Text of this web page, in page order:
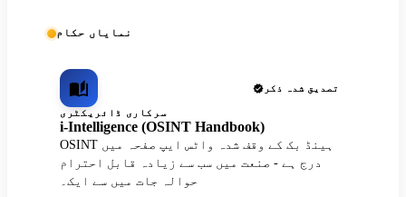
نمایاں حکام
تصدیق شدہ ذکر
سرکاری ڈائریکٹری
i-Intelligence (OSINT Handbook)
OSINT ہینڈ بک کے وقف شدہ واٹس ایپ صفحہ میں
درج ہے - صنعت میں سب سے زیادہ قابل احترام
حوالہ جات میں سے ایک۔